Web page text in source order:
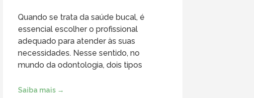
Quando se trata da saúde bucal, é
essencial escolher o profissional
adequado para atender às suas
necessidades. Nesse sentido, no
mundo da odontologia, dois tipos
Saiba mais →